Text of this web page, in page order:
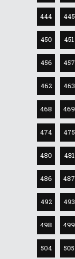
444 445
450 451
456 457
462 463
468 469
474 475
480 481
486 487
492 493
498 499
504 505